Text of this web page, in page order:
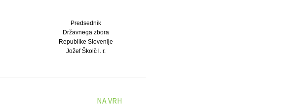
Predsednik
Državnega zbora
Republike Slovenije
Jožef Školč l. r.
NA VRH